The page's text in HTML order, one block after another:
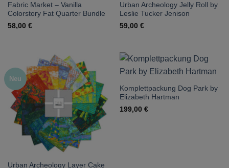
Fabric Market – Vanilla
Colorstory Fat Quarter Bundle
58,00 €
Urban Archeology Jelly Roll by
Leslie Tucker Jenison
59,00 €
Neu
Urban Archeology Layer Cake
Komplettpackung Dog Park by
Elizabeth Hartman
199,00 €